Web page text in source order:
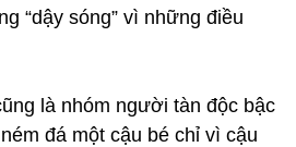
“dậy sóng” vì những điều
là nhóm người tàn độc bậc
đá một cậu bé chỉ vì cậu